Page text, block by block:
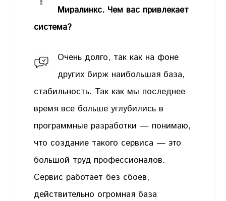
Миралинкс. Чем вас привлекает
система?
Очень долго, так как на фоне
других бирж наибольшая база,
стабильность. Так как мы последнее
время все больше углубились в
программные разработки — понимаю,
что создание такого сервиса — это
большой труд профессионалов.
Сервис работает без сбоев,
действительно огромная база